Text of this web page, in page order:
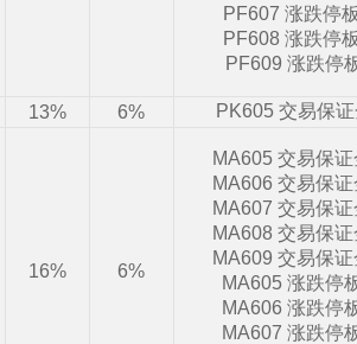
PF607 涨跌停
PF608 涨跌停
PF609 涨跌停
13% 6% PK605 交易保
16% 6%
MA605 交易保
MA606 交易保
MA607 交易保
MA608 交易保
MA609 交易保
MA605 涨跌停
MA606 涨跌停
MA607 涨跌停